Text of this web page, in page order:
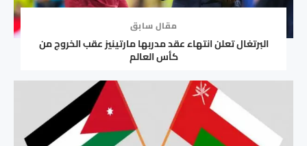
مقال سابق
البرتغال تعلن انتهاء عقد مدربها مارتينيز عقب الخروج من
كأس العالم